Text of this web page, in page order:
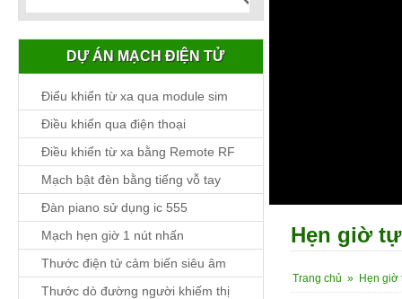
DỰ ÁN MẠCH ĐIỆN TỬ
Điểu khiển từ xa qua module sim
Điều khiển qua điện thoại
Điều khiển từ xa bằng Remote RF
Mạch bật đèn bằng tiếng vỗ tay
Đàn piano sử dụng ic 555
Mạch hẹn giờ 1 nút nhấn
Thước điện tử cảm biến siêu âm
Thước dò đường người khiếm thị
Hẹn giờ
Trang chủ » Hẹn giờ